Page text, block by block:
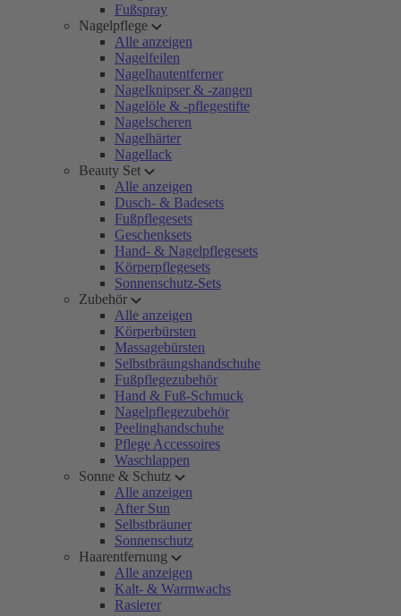
Fußspray
Nagelpflege
Alle anzeigen
Nagelfeilen
Nagelhautentferner
Nagelknipser & -zangen
Nagelöle & -pflegestifte
Nagelscheren
Nagelhärter
Nagellack
Beauty Set
Alle anzeigen
Dusch- & Badesets
Fußpflegesets
Geschenksets
Hand- & Nagelpflegesets
Körperpflegesets
Sonnenschutz-Sets
Zubehör
Alle anzeigen
Körperbürsten
Massagebürsten
Selbstbräungshandschuhe
Fußpflegezubehör
Hand & Fuß-Schmuck
Nagelpflegezubehör
Peelinghandschuhe
Pflege Accessoires
Waschlappen
Sonne & Schutz
Alle anzeigen
After Sun
Selbstbräuner
Sonnenschutz
Haarentfernung
Alle anzeigen
Kalt- & Warmwachs
Rasierer